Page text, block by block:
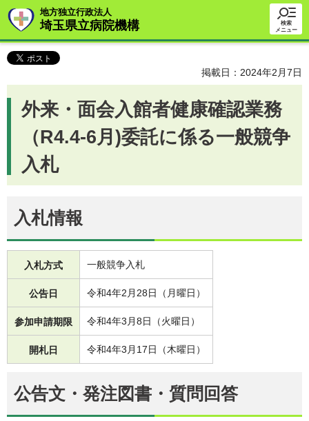
地方独立行政法人
埼玉県立病院機構
検索
メニュー
掲載日：2024年2月7日
外来・面会入館者健康確認業務
（R4.4-6月)委託に係る一般競争
入札
入札情報
入札方式 一般競争入札
公告日 令和4年2月28日（月曜日）
参加申請期限 令和4年3月8日（火曜日）
開札日 令和4年3月17日（木曜日）
公告文・発注図書・質問回答